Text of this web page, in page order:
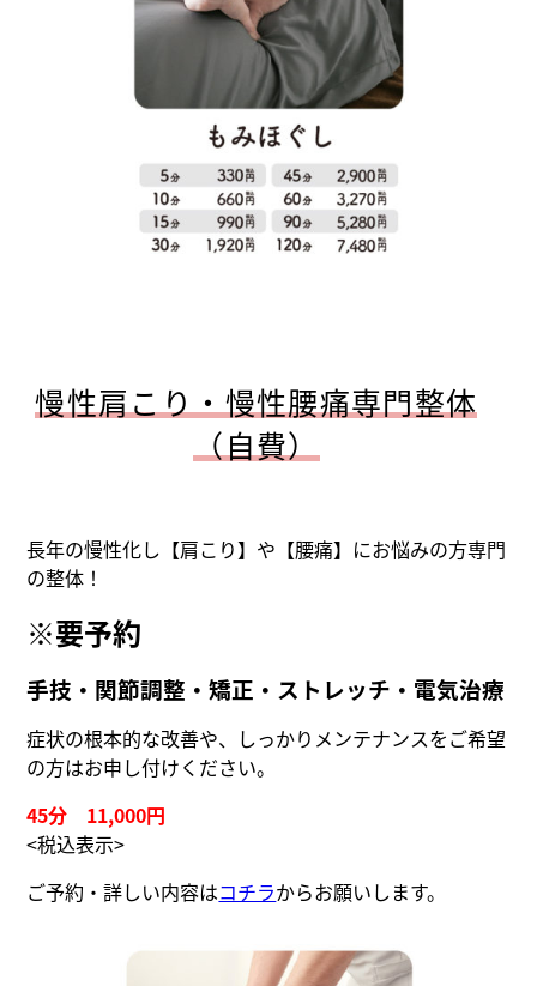
慢性肩こり・慢性腰痛専門整体
（自費）
長年の慢性化し【肩こり】や【腰痛】にお悩みの方専門
の整体！
※要予約
手技・関節調整・矯正・ストレッチ・電気治療
症状の根本的な改善や、しっかりメンテナンスをご希望
の方はお申し付けください。
45分 11,000円
<税込表示>
ご予約・詳しい内容はコチラからお願いします。